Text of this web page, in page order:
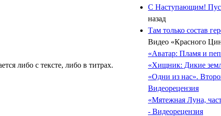
либо с тексте, либо в титрах.
С Наступающим!
назад
Там только состав
Видео «Красного
«Аватар: Пламя и
«Хищник: Дикие
«Одни из нас».
Видеорецензия
«Мятежная Луна,
- Видеорецензия